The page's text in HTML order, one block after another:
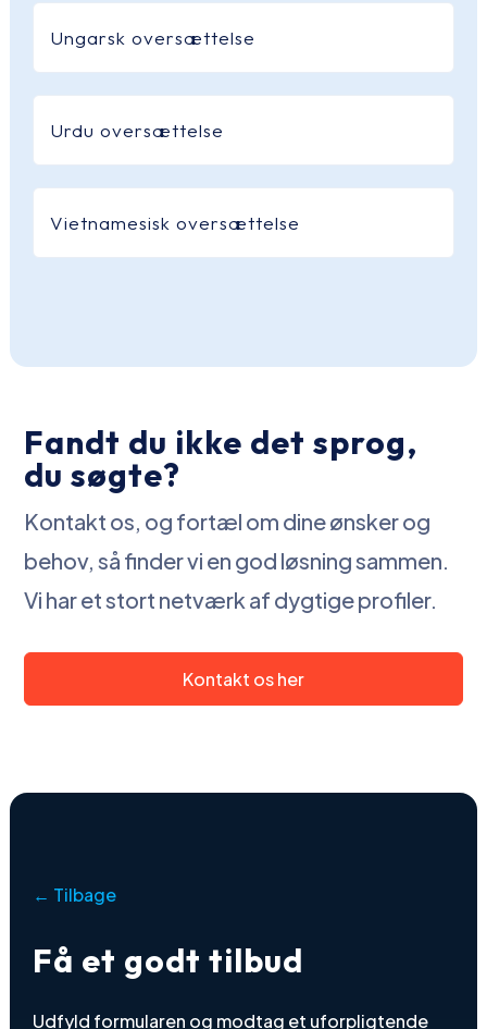
Ungarsk oversættelse
Urdu oversættelse
Vietnamesisk oversættelse
Fandt du ikke det sprog,
du søgte?
Kontakt os, og fortæl om dine ønsker og
behov, så finder vi en god løsning sammen.
Vi har et stort netværk af dygtige profiler.
Kontakt os her
← Tilbage
Få et godt tilbud
Udfyld formularen og modtag et uforpligtende